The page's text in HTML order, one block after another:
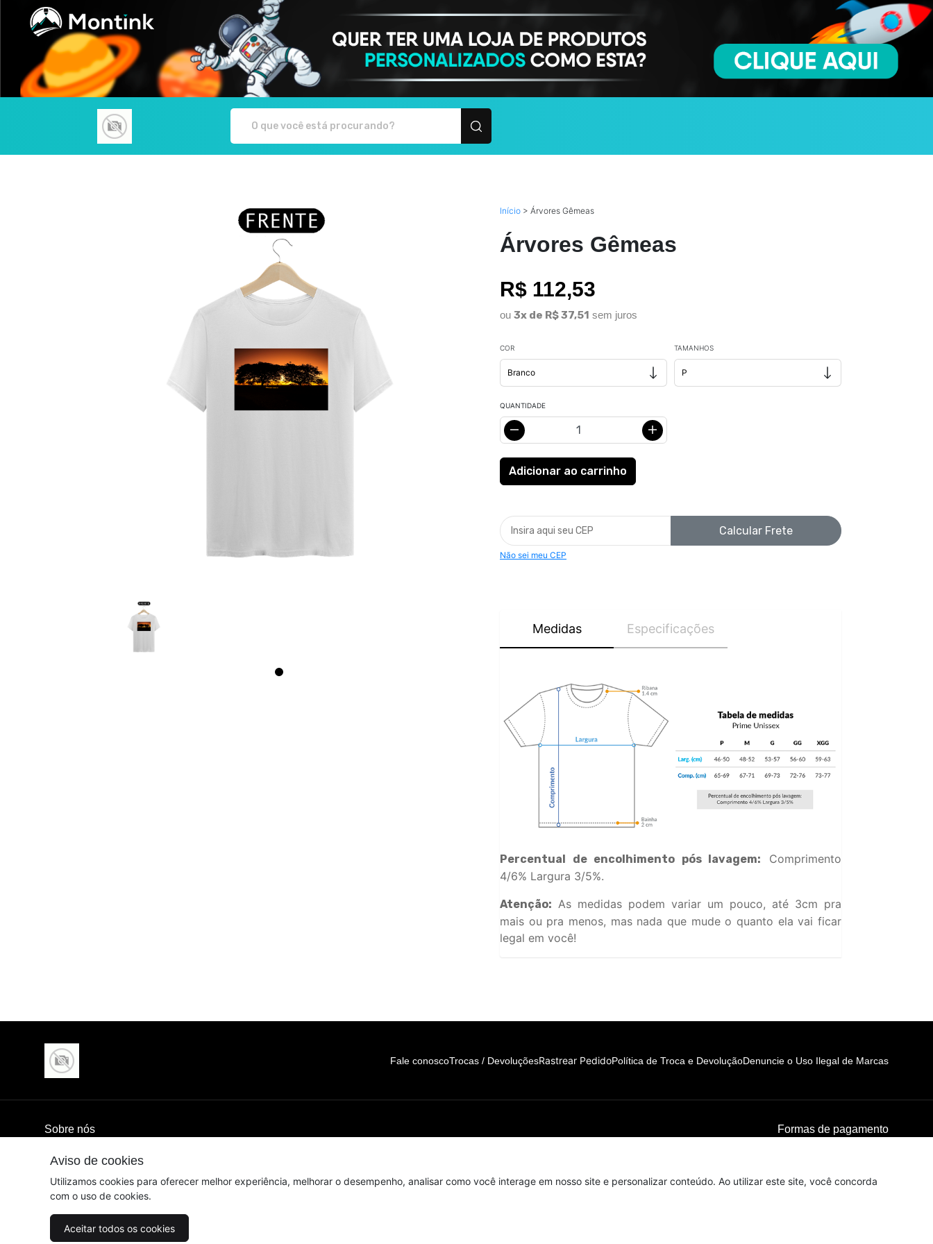
Início > Árvores Gêmeas
Árvores Gêmeas
R$ 112,53
ou 3x de R$ 37,51 sem juros
COR TAMANHOS
QUANTIDADE
Calcular Frete
Não sei meu CEP
Medidas Especificações
Percentual de encolhimento pós lavagem:
Comprimento
4/6% Largura 3/5%.
Atenção: As medidas podem variar um pouco, até 3cm pra
mais ou pra menos, mas nada que mude o quanto ela vai ficar
legal em você!
Aviso de cookies
Utilizamos cookies para oferecer melhor experiência, melhorar o desempenho, analisar como você interage em nosso site e personalizar conteúdo. Ao utilizar este site, você concorda
com o uso de cookies.
Aceitar todos os cookies
Fale conoscoTrocas / DevoluçõesRastrear PedidoPolítica de Troca e DevoluçãoDenuncie o Uso Ilegal de Marcas
Sobre nós
© Dados do vendedor: - rodrigoapaiva@hotmail.com
Formas de pagamento
Acompanhe-nos: